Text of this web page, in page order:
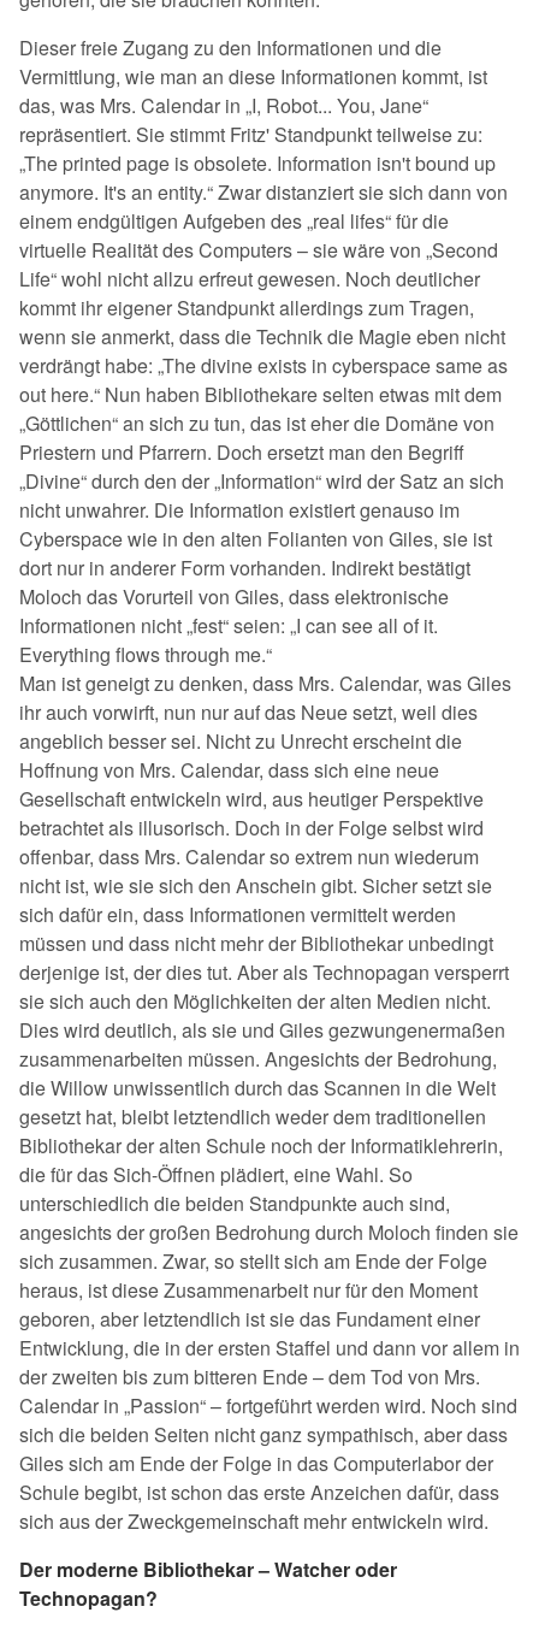
Dieser freie Zugang zu den Informationen und die
Vermittlung, wie man an diese Informationen kommt, ist
das, was Mrs. Calendar in „I, Robot... You, Jane“
repräsentiert. Sie stimmt Fritz' Standpunkt teilweise zu:
„The printed page is obsolete. Information isn't bound up
anymore. It's an entity.“ Zwar distanziert sie sich dann von
einem endgültigen Aufgeben des „real lifes“ für die
virtuelle Realität des Computers – sie wäre von „Second
Life“ wohl nicht allzu erfreut gewesen. Noch deutlicher
kommt ihr eigener Standpunkt allerdings zum Tragen,
wenn sie anmerkt, dass die Technik die Magie eben nicht
verdrängt habe: „The divine exists in cyberspace same as
out here.“ Nun haben Bibliothekare selten etwas mit dem
„Göttlichen“ an sich zu tun, das ist eher die Domäne von
Priestern und Pfarrern. Doch ersetzt man den Begriff
„Divine“ durch den der „Information“ wird der Satz an sich
nicht unwahrer. Die Information existiert genauso im
Cyberspace wie in den alten Folianten von Giles, sie ist
dort nur in anderer Form vorhanden. Indirekt bestätigt
Moloch das Vorurteil von Giles, dass elektronische
Informationen nicht „fest“ seien: „I can see all of it.
Everything flows through me.“
Man ist geneigt zu denken, dass Mrs. Calendar, was Giles
ihr auch vorwirft, nun nur auf das Neue setzt, weil dies
angeblich besser sei. Nicht zu Unrecht erscheint die
Hoffnung von Mrs. Calendar, dass sich eine neue
Gesellschaft entwickeln wird, aus heutiger Perspektive
betrachtet als illusorisch. Doch in der Folge selbst wird
offenbar, dass Mrs. Calendar so extrem nun wiederum
nicht ist, wie sie sich den Anschein gibt. Sicher setzt sie
sich dafür ein, dass Informationen vermittelt werden
müssen und dass nicht mehr der Bibliothekar unbedingt
derjenige ist, der dies tut. Aber als Technopagan versperrt
sie sich auch den Möglichkeiten der alten Medien nicht.
Dies wird deutlich, als sie und Giles gezwungenermaßen
zusammenarbeiten müssen. Angesichts der Bedrohung,
die Willow unwissentlich durch das Scannen in die Welt
gesetzt hat, bleibt letztendlich weder dem traditionellen
Bibliothekar der alten Schule noch der Informatiklehrerin,
die für das Sich-Öffnen plädiert, eine Wahl. So
unterschiedlich die beiden Standpunkte auch sind,
angesichts der großen Bedrohung durch Moloch finden sie
sich zusammen. Zwar, so stellt sich am Ende der Folge
heraus, ist diese Zusammenarbeit nur für den Moment
geboren, aber letztendlich ist sie das Fundament einer
Entwicklung, die in der ersten Staffel und dann vor allem in
der zweiten bis zum bitteren Ende – dem Tod von Mrs.
Calendar in „Passion“ – fortgeführt werden wird. Noch sind
sich die beiden Seiten nicht ganz sympathisch, aber dass
Giles sich am Ende der Folge in das Computerlabor der
Schule begibt, ist schon das erste Anzeichen dafür, dass
sich aus der Zweckgemeinschaft mehr entwickeln wird.
Der moderne Bibliothekar – Watcher oder
Technopagan?